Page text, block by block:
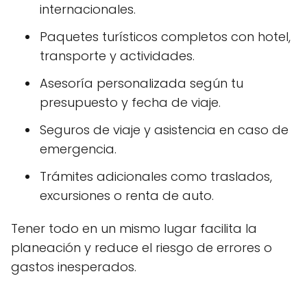
internacionales.
Paquetes turísticos completos con hotel,
transporte y actividades.
Asesoría personalizada según tu
presupuesto y fecha de viaje.
Seguros de viaje y asistencia en caso de
emergencia.
Trámites adicionales como traslados,
excursiones o renta de auto.
Tener todo en un mismo lugar facilita la
planeación y reduce el riesgo de errores o
gastos inesperados.